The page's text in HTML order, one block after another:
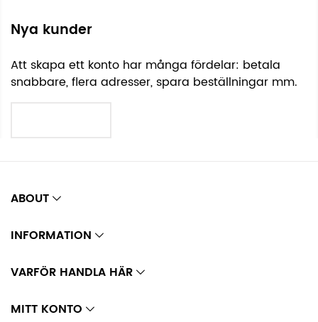
Nya kunder
Att skapa ett konto har många fördelar: betala
snabbare, flera adresser, spara beställningar mm.
ABOUT
INFORMATION
VARFÖR HANDLA HÄR
MITT KONTO